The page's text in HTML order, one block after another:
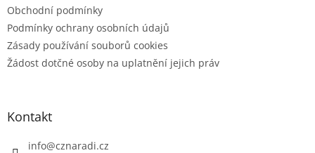
Obchodní podmínky
Podmínky ochrany osobních údajů
Zásady používání souborů cookies
Žádost dotčné osoby na uplatnění jejich práv
Kontakt
info@cznaradi.cz